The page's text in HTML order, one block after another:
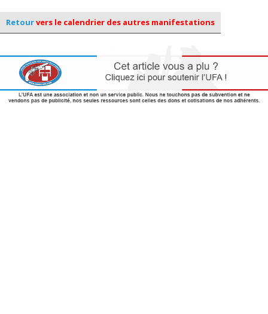
Retourvers le calendrier des autres manifestations